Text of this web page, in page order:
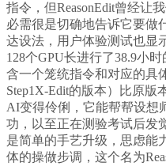
指令，但ReasonEdit曾经让
必需很是切确地告诉它要做
达设法，用户体验测试也显
128个GPU长进行了38.9小
含一个笼统指令和对应的具
Step1X-Edit的版本）比原版
AI变得伶俐，它能帮帮设想
功，以至正在测验考试后发
是简单的手艺升级，思虑能
体的操做步调，这个名为